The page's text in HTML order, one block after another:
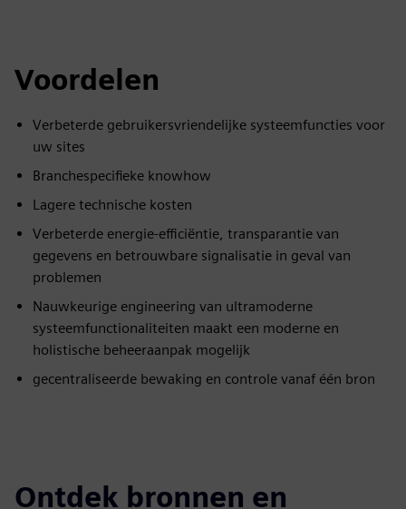
Voordelen
Verbeterde gebruikersvriendelijke systeemfuncties voor
uw sites
Branchespecifieke knowhow
Lagere technische kosten
Verbeterde energie-efficiëntie, transparantie van
gegevens en betrouwbare signalisatie in geval van
problemen
Nauwkeurige engineering van ultramoderne
systeemfunctionaliteiten maakt een moderne en
holistische beheeraanpak mogelijk
gecentraliseerde bewaking en controle vanaf één bron
Ontdek bronnen en